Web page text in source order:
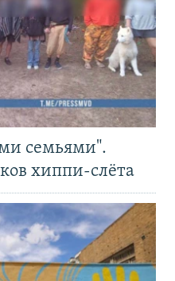
семьями".
хиппи-слёта